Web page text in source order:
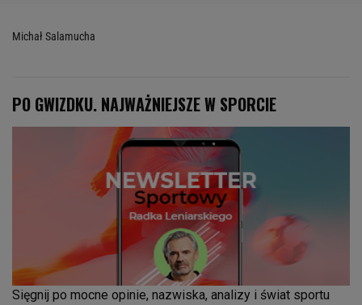
Michał Salamucha